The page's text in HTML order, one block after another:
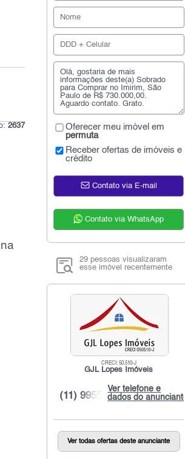
2637
Oferecer meu imóvel em
permuta
Receber ofertas de imóveis e
crédito
Contato via E-mail
Contato via WhatsApp
29 pessoas visualizaram
esse imóvel recentemente
CRECI: 50.510-J
GJL Lopes Imóveis
Ver telefone e
dados do anunciante
(11) 9955...
Ver todas ofertas deste anunciante